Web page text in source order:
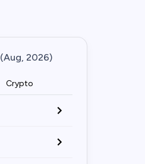
2026)
Crypto